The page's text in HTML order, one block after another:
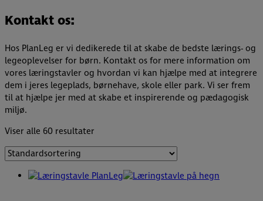
Kontakt os:
Hos PlanLeg er vi dedikerede til at skabe de bedste lærings- og
legeoplevelser for børn. Kontakt os for mere information om
vores læringstavler og hvordan vi kan hjælpe med at integrere
dem i jeres legeplads, børnehave, skole eller park. Vi ser frem
til at hjælpe jer med at skabe et inspirerende og pædagogisk
miljø.
Viser alle 60 resultater